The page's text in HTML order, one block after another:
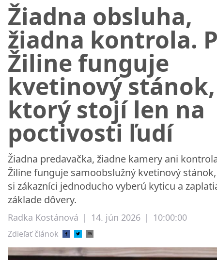
Žiadna obsluha,
žiadna kontrola.
Žiline funguje
kvetinový stánok,
ktorý stojí len na
poctivosti ľudí
Žiadna predavačka, žiadne kamery ani
Žiline funguje samoobslužný kvetinový
si zákazníci jednoducho vyberú kyticu a
základe dôvery.
Radka Kostánová | 14. jún 2026 | 10:00:00
Zdieľať článok